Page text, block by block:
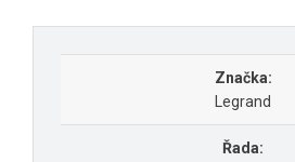
Značka:
Legrand
Řada: